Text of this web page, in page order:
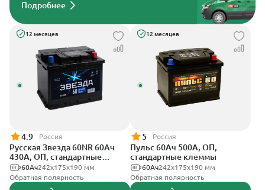
Подробнее
12 месяцев
4.9 Россия
Русская Звезда 60NR 60Ач
430А, ОП, стандартные
клеммы242x175x190 мм
60Ач
Обратная полярность
12 месяцев
5 Россия
Пульс 60Ач 500А, ОП,
стандартные клеммы
242x175x190 мм
60Ач
Обратная полярность